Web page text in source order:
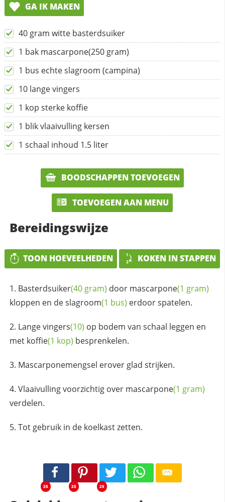
GA IK MAKEN
40 gram witte basterdsuiker
1 bak mascarpone(250 gram)
1 bus echte slagroom (campina)
10 lange vingers
1 kop sterke koffie
1 blik vlaaivulling kersen
1 schaal inhoud 1.5 liter
BOODSCHAPPEN TOEVOEGEN
TOEVOEGEN AAN MENU
Bereidingswijze
TOON HOEVEELHEDEN KOKEN IN STAPPEN
Basterdsuiker(40 gram) door mascarpone(1 gram)
kloppen en deslagroom(1 bus) erdoor spatelen.
Langevingers(10) op bodem van schaal leggen en
met koffie(1 kop) besprenkelen.
Mascarponemengsel erover glad strijken.
Vlaaivulling voorzichtig over mascarpone(1 gram)
verdelen.
Tot gebruik in de koelkast zetten.
25 25 25